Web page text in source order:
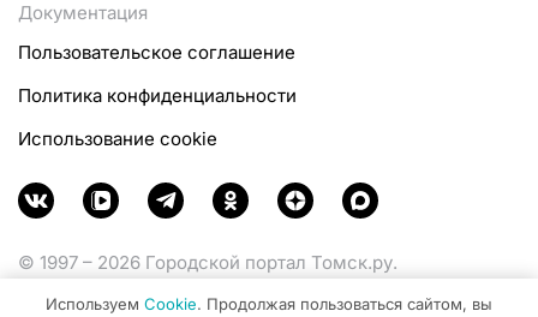
Документация
Пользовательское соглашение
Политика конфиденциальности
Использование cookie
© 1997 – 2026 Городской портал Томск.ру.
Используем Cookie. Продолжая пользоваться сайтом, вы